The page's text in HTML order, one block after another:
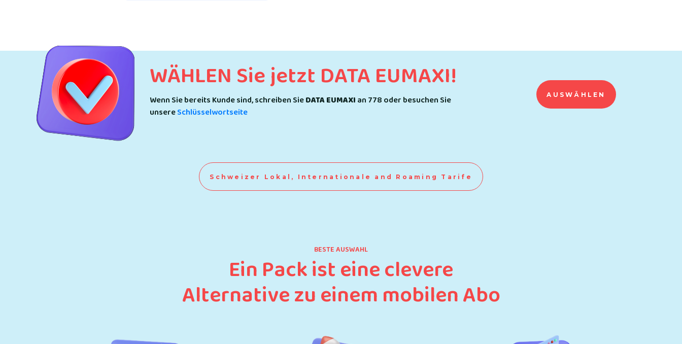
WÄHLEN Sie jetzt DATA EUMAXI!
Wenn Sie bereits Kunde sind, schreiben SieDATA EUMAXI an 778 oder besuchen Sie
unsereSchlüsselwortseite
AUSWÄHLEN
Schweizer Lokal, Internationale and Roaming Tarife
BESTE AUSWAHL
Ein Pack ist eine clevere
Alternative zu einem mobilen Abo